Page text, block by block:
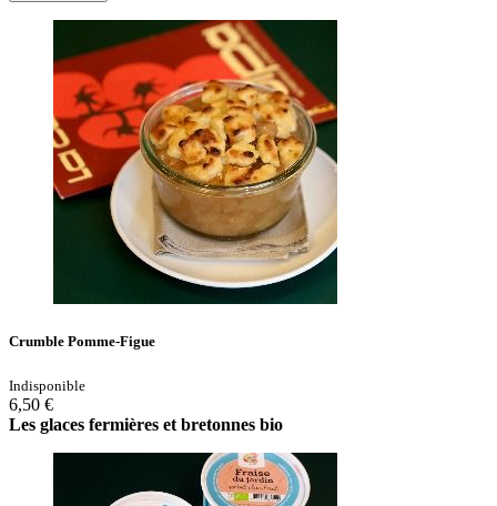
Crumble Pomme-Figue
Indisponible
6,50 €
Les glaces fermières et bretonnes bio